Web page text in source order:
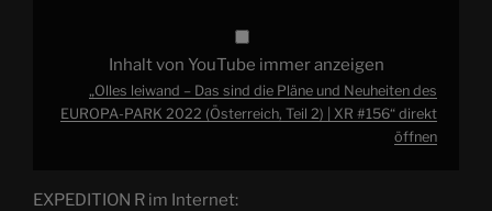
YouTube
anzeigen
Inhalt von YouTube immer anzeigen
„Olles leiwand – Das sind die Pläne und Neuheiten des
EUROPA-PARK 2022 (Österreich, Teil 2) | XR #156“ direkt
öffnen
EXPEDITION R im Internet: